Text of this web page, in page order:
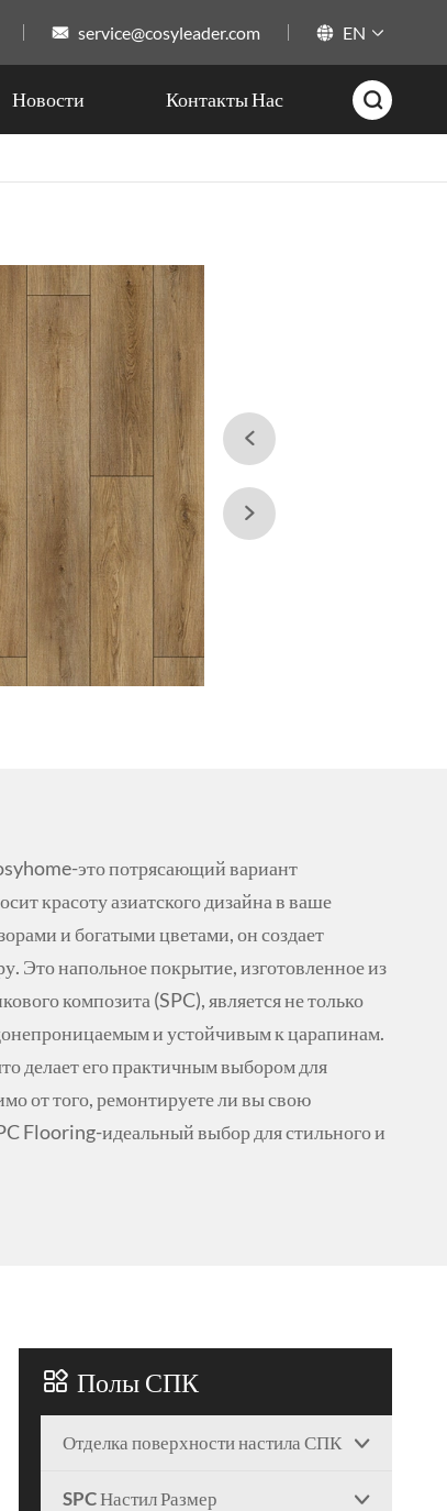
 service@cosyleader.com  EN 
Новости Контакты Нас 


это потрясающий вариант
красоту азиатского дизайна в ваше
и богатыми цветами, он создает
Это напольное покрытие, изготовленное из
композита (SPC), является не только
и устойчивым к царапинам.
делает его практичным выбором для
от того, ремонтируете ли вы свою
Flooring-идеальный выбор для стильного и
 Полы СПК
Отделка поверхности настила СПК 
SPC Настил Размер 